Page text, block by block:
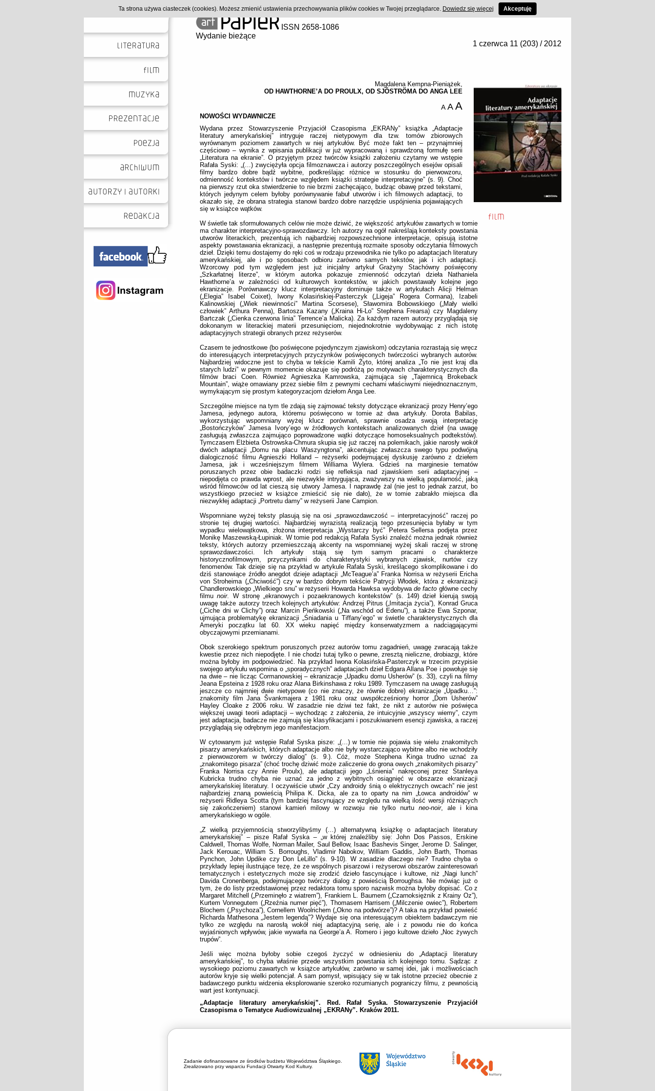
ISSN 2658-1086
Wydanie bieżące
1 czerwca 11 (203) / 2012
Magdalena Kempna-Pieniążek,
OD HAWTHORNE’A DO PROULX, OD SJÖSTRÖMA DO ANGA LEE
A A A
NOWOŚCI WYDAWNICZE
Wydana przez Stowarzyszenie Przyjaciół Czasopisma „EKRANy” książka „Adaptacje
literatury amerykańskiej” intryguje raczej nietypowym dla tzw. tomów zbiorowych
wyrównanym poziomem zawartych w niej artykułów. Być może fakt ten – przynajmniej
częściowo – wynika z wpisania publikacji w już wypracowaną i sprawdzoną formułę serii
„Literatura na ekranie”. O przyjętym przez twórców książki założeniu czytamy we wstępie
Rafała Syski: „(…) zwyciężyła opcja filmoznawcza i autorzy poszczególnych esejów opisali
filmy bardzo dobre bądź wybitne, podkreślając różnice w stosunku do pierwowzoru,
odmienność kontekstów i twórcze względem książki strategie interpretacyjne” (s. 9). Choć
na pierwszy rzut oka stwierdzenie to nie brzmi zachęcająco, budząc obawę przed tekstami,
których jedynym celem byłoby porównywanie fabuł utworów i ich filmowych adaptacji, to
okazało się, że obrana strategia stanowi bardzo dobre narzędzie uspójnienia pojawiających
się w książce wątków.
W świetle tak sformułowanych celów nie może dziwić, że większość artykułów zawartych w tomie
ma charakter interpretacyjno-sprawozdawczy. Ich autorzy na ogół nakreślają konteksty powstania
utworów literackich, prezentują ich najbardziej rozpowszechnione interpretacje, opisują istotne
aspekty powstawania ekranizacji, a następnie prezentują rozmaite sposoby odczytania filmowych
dzieł. Dzięki temu dostajemy do ręki coś w rodzaju przewodnika nie tylko po adaptacjach literatury
amerykańskiej, ale i po sposobach odbioru zarówno samych tekstów, jak i ich adaptacji.
Wzorcowy pod tym względem jest już inicjalny artykuł Grażyny Stachówny poświęcony
„Szkarłatnej literze”, w którym autorka pokazuje zmienność odczytań dzieła Nathaniela
Hawthorne’a w zależności od kulturowych kontekstów, w jakich powstawały kolejne jego
ekranizacje. Porównawczy klucz interpretacyjny dominuje także w artykułach Alicji Helman
(„Elegia” Isabel Coixet), Iwony Kolasińskiej-Pasterczyk („Ligeja” Rogera Cormana), Izabeli
Kalinowskiej („Wiek niewinności” Martina Scorsese), Sławomira Bobowskiego („Mały wielki
człowiek” Arthura Penna), Bartosza Kazany („Kraina Hi-Lo” Stephena Frearsa) czy Magdaleny
Bartczak („Cienka czerwona linia” Terrence’a Malicka). Za każdym razem autorzy przyglądają się
dokonanym w literackiej materii przesunięciom, niejednokrotnie wydobywając z nich istotę
adaptacyjnych strategii obranych przez reżyserów.
Czasem te jednostkowe (bo poświęcone pojedynczym zjawiskom) odczytania rozrastają się wręcz
do interesujących interpretacyjnych przyczynków poświęconych twórczości wybranych autorów.
Najbardziej widoczne jest to chyba w tekście Kamili Żyto, której analiza „To nie jest kraj dla
starych ludzi” w pewnym momencie okazuje się podróżą po motywach charakterystycznych dla
filmów braci Coen. Również Agnieszka Kamrowska, zajmująca się „Tajemnicą Brokeback
Mountain”, wiąże omawiany przez siebie film z pewnymi cechami właściwymi niejednoznacznym,
wymykającym się prostym kategoryzacjom dziełom Anga Lee.
Szczególne miejsce na tym tle zdają się zajmować teksty dotyczące ekranizacji prozy Henry’ego
Jamesa, jedynego autora, któremu poświęcono w tomie aż dwa artykuły. Dorota Babilas,
wykorzystując wspomniany wyżej klucz porównań, sprawnie osadza swoją interpretację
„Bostończyków” Jamesa Ivory’ego w źródłowych kontekstach analizowanych dzieł (na uwagę
zasługują zwłaszcza zajmująco poprowadzone wątki dotyczące homoseksualnych podtekstów).
Tymczasem Elżbieta Ostrowska-Chmura skupia się już raczej na polemikach, jakie narosły wokół
dwóch adaptacji „Domu na placu Waszyngtona”, akcentując zwłaszcza swego typu podwójną
dialogiczność filmu Agnieszki Holland – reżyserki podejmującej dyskusję zarówno z dziełem
Jamesa, jak i wcześniejszym filmem Williama Wylera. Gdzieś na marginesie tematów
poruszanych przez obie badaczki rodzi się refleksja nad zjawiskiem serii adaptacyjnej –
niepodjęta co prawda wprost, ale niezwykle intrygująca, zważywszy na wielką popularność, jaką
wśród filmowców od lat cieszą się utwory Jamesa. I naprawdę żal (nie jest to jednak zarzut, bo
wszystkiego przecież w książce zmieścić się nie dało), że w tomie zabrakło miejsca dla
niezwykłej adaptacji „Portretu damy” w reżyserii Jane Campion.
Wspomniane wyżej teksty plasują się na osi „sprawozdawczość – interpretacyjność” raczej po
stronie tej drugiej wartości. Najbardziej wyrazistą realizacją tego przesunięcia byłaby w tym
wypadku wielowątkowa, złożona interpretacja „Wystarczy być” Petera Sellersa podjęta przez
Monikę Maszewską-Łupiniak. W tomie pod redakcją Rafała Syski znaleźć można jednak również
teksty, których autorzy przemieszczają akcenty na wspomnianej wyżej skali raczej w stronę
sprawozdawczości. Ich artykuły stają się tym samym pracami o charakterze
historycznofilmowym, przyczynkami do charakterystyki wybranych zjawisk, nurtów czy
fenomenów. Tak dzieje się na przykład w artykule Rafała Syski, kreślącego skomplikowane i do
dziś stanowiące źródło anegdot dzieje adaptacji „McTeague’a” Franka Norrisa w reżyserii Ericha
von Stroheima („Chciwość”) czy w bardzo dobrym tekście Patrycji Włodek, która z ekranizacji
Chandlerowskiego „Wielkiego snu” w reżyserii Howarda Hawksa wydobywa de facto główne cechy
filmunoir. W stronę „ekranowych i pozaekranowych kontekstów” (s. 149) dzieł kierują swoją
uwagę także autorzy trzech kolejnych artykułów: Andrzej Pitrus („Imitacja życia”), Konrad Gruca
(„Ciche dni w Clichy”) oraz Marcin Pieńkowski („Na wschód od Edenu”), a także Ewa Szponar,
ujmująca problematykę ekranizacji „Śniadania u Tiffany’ego” w świetle charakterystycznych dla
Ameryki początku lat 60. XX wieku napięć między konserwatyzmem a nadciągającymi
obyczajowymi przemianami.
Obok szerokiego spektrum poruszonych przez autorów tomu zagadnień, uwagę zwracają także
kwestie przez nich niepodjęte. I nie chodzi tutaj tylko o pewne, zresztą nieliczne, drobiazgi, które
można byłoby im podpowiedzieć. Na przykład Iwona Kolasińska-Pasterczyk w trzecim przypisie
swojego artykułu wspomina o „sporadycznych” adaptacjach dzieł Edgara Allana Poe i powołuje się
na dwie – nie licząc Cormanowskiej – ekranizacje „Upadku domu Usherów” (s. 33), czyli na filmy
Jeana Epsteina z 1928 roku oraz Alana Birkinshawa z roku 1989. Tymczasem na uwagę zasługują
jeszcze co najmniej dwie nietypowe (co nie znaczy, że równie dobre) ekranizacje „Upadku…”:
znakomity film Jana Švankmajera z 1981 roku oraz uwspółcześniony horror „Dom Usherów”
Hayley Cloake z 2006 roku. W zasadzie nie dziwi też fakt, że nikt z autorów nie poświęca
większej uwagi teorii adaptacji – wychodząc z założenia, że intuicyjnie „wszyscy wiemy”, czym
jest adaptacja, badacze nie zajmują się klasyfikacjami i poszukiwaniem esencji zjawiska, a raczej
przyglądają się odrębnym jego manifestacjom.
W cytowanym już wstępie Rafał Syska pisze: „(…) w tomie nie pojawia się wielu znakomitych
pisarzy amerykańskich, których adaptacje albo nie były wystarczająco wybitne albo nie wchodziły
z pierwowzorem w twórczy dialog” (s. 9.). Cóż, może Stephena Kinga trudno uznać za
„znakomitego pisarza” (choć trochę dziwić może zaliczenie do grona owych „znakomitych pisarzy”
Franka Norrisa czy Annie Proulx), ale adaptacji jego „Lśnienia” nakręconej przez Stanleya
Kubricka trudno chyba nie uznać za jedno z wybitnych osiągnięć w obszarze ekranizacji
amerykańskiej literatury. I oczywiście utwór „Czy androidy śnią o elektrycznych owcach” nie jest
najbardziej znaną powieścią Philipa K. Dicka, ale za to oparty na nim „Łowca androidów” w
reżyserii Ridleya Scotta (tym bardziej fascynujący ze względu na wielką ilość wersji różniących
się zakończeniem) stanowi kamień milowy w rozwoju nie tylko nurtu neo-noir, ale i kina
amerykańskiego w ogóle.
„Z wielką przyjemnością stworzylibyśmy (…) alternatywną książkę o adaptacjach literatury
amerykańskiej” – pisze Rafał Syska – „w której znaleźliby się: John Dos Passos, Erskine
Caldwell, Thomas Wolfe, Norman Mailer, Saul Bellow, Isaac Bashevis Singer, Jerome D. Salinger,
Jack Kerouac, William S. Borroughs, Vladimir Nabokov, William Gaddis, John Barth, Thomas
Pynchon, John Updike czy Don LeLillo” (s. 9-10). W zasadzie dlaczego nie? Trudno chyba o
przykłady lepiej ilustrujące tezę, że ze wspólnych pisarzowi i reżyserowi obszarów zainteresowań
tematycznych i estetycznych może się zrodzić dzieło fascynujące i kultowe, niż „Nagi lunch”
Davida Cronenberga, podejmującego twórczy dialog z powieścią Borroughsa. Nie mówiąc już o
tym, że do listy przedstawionej przez redaktora tomu sporo nazwisk można byłoby dopisać. Co z
Margaret Mitchell („Przeminęło z wiatrem”), Frankiem L. Baumem („Czarnoksiężnik z Krainy Oz”),
Kurtem Vonnegutem („Rzeźnia numer pięć”), Thomasem Harrisem („Milczenie owiec”), Robertem
Blochem („Psychoza”), Cornellem Woolrichem („Okno na podwórze”)? A taka na przykład powieść
Richarda Mathesona „Jestem legendą”? Wydaje się ona interesującym obiektem badawczym nie
tylko ze względu na narosłą wokół niej adaptacyjną serię, ale i z powodu nie do końca
wyjaśnionych wpływów, jakie wywarła na George’a A. Romero i jego kultowe dzieło „Noc żywych
trupów”.
Jeśli więc można byłoby sobie czegoś życzyć w odniesieniu do „Adaptacji literatury
amerykańskiej”, to chyba właśnie przede wszystkim powstania ich kolejnego tomu. Sądząc z
wysokiego poziomu zawartych w książce artykułów, zarówno w samej idei, jak i możliwościach
autorów kryje się wielki potencjał. A sam pomysł, wpisujący się w tak istotne przecież obecnie z
badawczego punktu widzenia eksplorowanie szeroko rozumianych pograniczy filmu, z pewnością
wart jest kontynuacji.
„Adaptacje literatury amerykańskiej”. Red. Rafał Syska. Stowarzyszenie Przyjaciół
Czasopisma o Tematyce Audiowizualnej „EKRANy”. Kraków 2011.
Zadanie dofinansowane ze środków budżetu Województwa Śląskiego.
Zrealizowano przy wsparciu Fundacji Otwarty Kod Kultury.
Ta strona używa ciasteczek (cookies). Możesz zmienić ustawienia przechowywania plików cookies w Twojej przeglądarce. Dowiedz się więcej Akceptuję